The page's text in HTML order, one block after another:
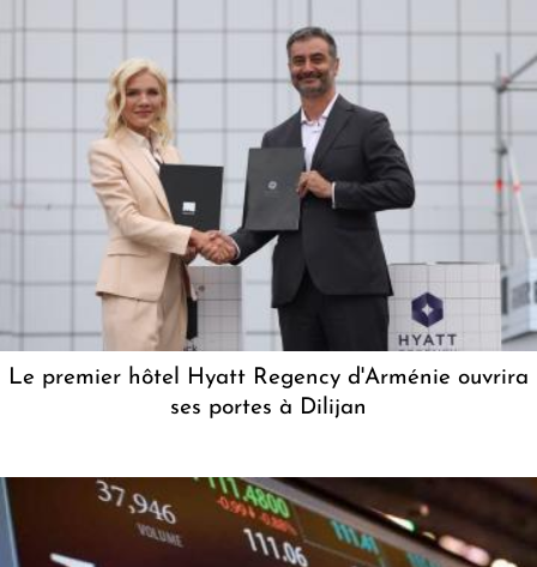
Le premier hôtel Hyatt Regency d'Arménie ouvrira
ses portes à Dilijan